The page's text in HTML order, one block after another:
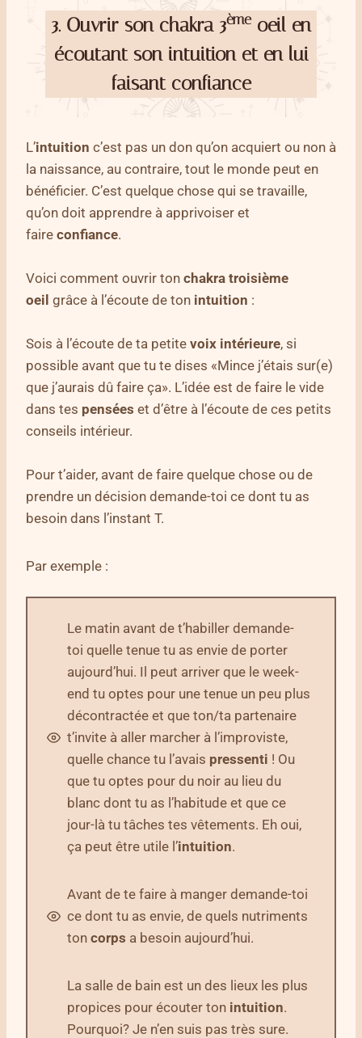
3. Ouvrir son chakra 3èmeoeil en
écoutant son intuition et en lui
faisant confiance
L’intuition c’est pas un don qu’on acquiert ou non à
la naissance, au contraire, tout le monde peut en
bénéficier. C’est quelque chose qui se travaille,
qu’on doit apprendre à apprivoiser et
faire confiance.
Voici comment ouvrir ton chakra troisième
oeil grâce à l’écoute de ton intuition :
Sois à l’écoute de ta petite voix intérieure, si
possible avant que tu te dises «Mince j’étais sur(e)
que j’aurais dû faire ça». L’idée est de faire le vide
dans tes pensées et d’être à l’écoute de ces petits
conseils intérieur.
Pour t’aider, avant de faire quelque chose ou de
prendre un décision demande-toi ce dont tu as
besoin dans l’instant T.
Par exemple :
Le matin avant de t’habiller demande-
toi quelle tenue tu as envie de porter
aujourd’hui. Il peut arriver que le week-
end tu optes pour une tenue un peu plus
décontractée et que ton/ta partenaire
t’invite à aller marcher à l’improviste,
quelle chance tu l’avais pressenti ! Ou
que tu optes pour du noir au lieu du
blanc dont tu as l’habitude et que ce
jour-là tu tâches tes vêtements. Eh oui,
ça peut être utile l’intuition.
Avant de te faire à manger demande-toi
ce dont tu as envie, de quels nutriments
ton corps a besoin aujourd’hui.
La salle de bain est un des lieux les plus
propices pour écouter ton intuition.
Pourquoi? Je n’en suis pas très sure.